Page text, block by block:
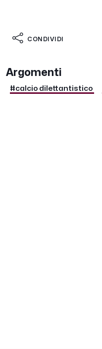
CONDIVIDI
Argomenti
#calcio dilettantistico